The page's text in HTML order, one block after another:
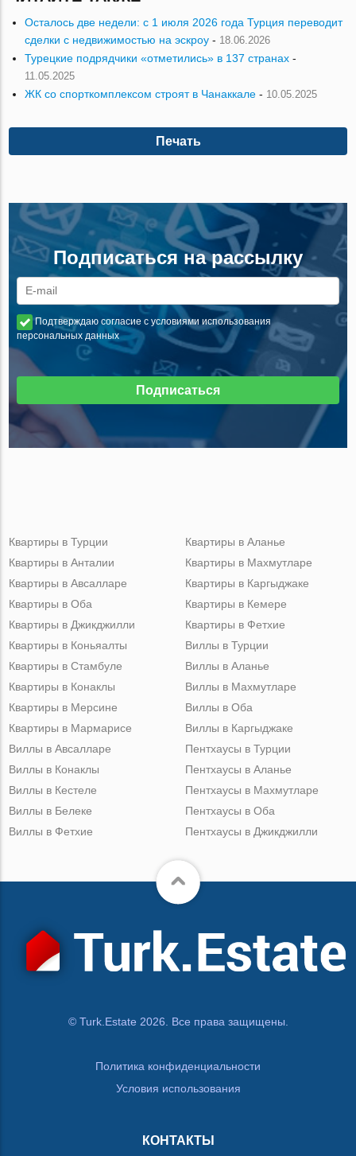
Осталось две недели: с 1 июля 2026 года Турция переводит
сделки с недвижимостью на эскроу - 18.06.2026
Турецкие подрядчики «отметились» в 137 странах -
11.05.2025
ЖК со спорткомплексом строят в Чанаккале - 10.05.2025
Печать
Подписаться на рассылку
Подтверждаю согласие с условиями использования
персональных данных
Подписаться
Квартиры в Турции
Квартиры в Анталии
Квартиры в Авсалларе
Квартиры в Оба
Квартиры в Джикджилли
Квартиры в Аланье
Квартиры в Махмутларе
Квартиры в Каргыджаке
Квартиры в Кемере
Квартиры в Фетхие
Квартиры в Коньяалты
Квартиры в Стамбуле
Квартиры в Конаклы
Квартиры в Мерсине
Квартиры в Мармарисе
Виллы в Турции
Виллы в Аланье
Виллы в Махмутларе
Виллы в Оба
Виллы в Каргыджаке
Виллы в Авсалларе
Виллы в Конаклы
Виллы в Кестеле
Виллы в Белеке
Виллы в Фетхие
Пентхаусы в Турции
Пентхаусы в Аланье
Пентхаусы в Махмутларе
Пентхаусы в Оба
Пентхаусы в Джикджилли
© Turk.Estate 2026. Все права защищены.
Политика конфиденциальности
Условия использования
КОНТАКТЫ